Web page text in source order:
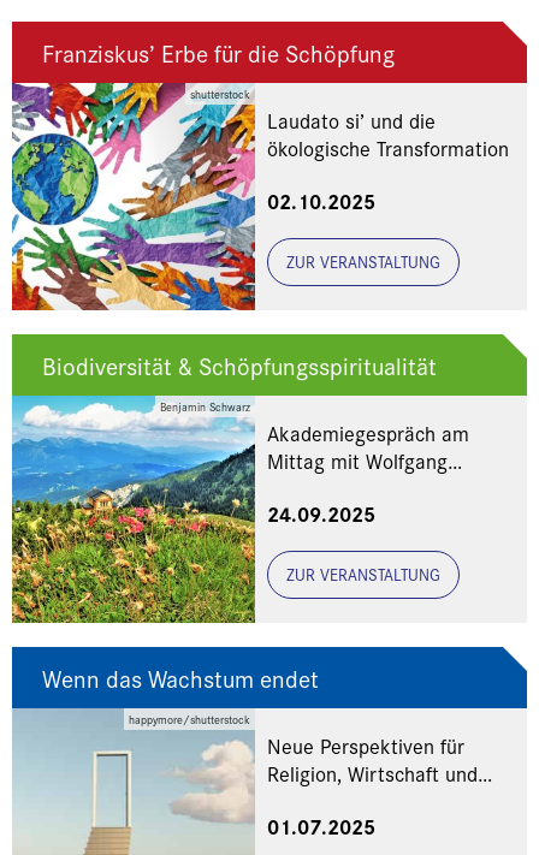
shutterstock
Franziskus’ Erbe für die Schöpfung
Laudato si’ und die
ökologische Transformation
02.10.2025
ZUR VERANSTALTUNG
Benjamin Schwarz
Biodiversität & Schöpfungsspiritualität
Akademiegespräch am
Mittag mit Wolfgang
Schwarz
24.09.2025
ZUR VERANSTALTUNG
happymore/shutterstock
Wenn das Wachstum endet
Neue Perspektiven für
Religion, Wirtschaft und
01.07.2025